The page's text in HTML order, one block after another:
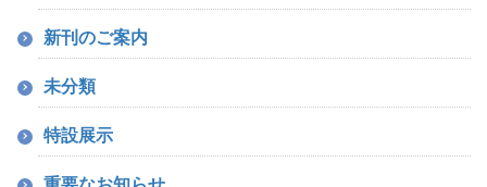
新刊のご案内
未分類
特設展示